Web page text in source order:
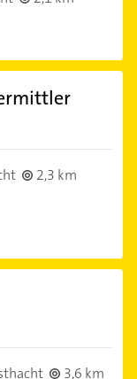
2,3 km
3,6 km